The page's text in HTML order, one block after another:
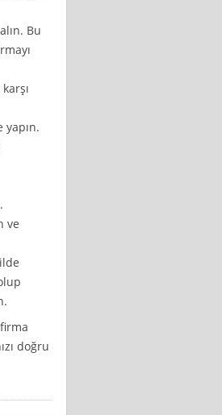
Bu
yapın.
ve
doğru